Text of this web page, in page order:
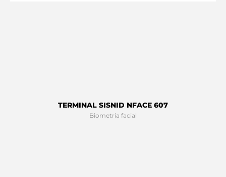
TERMINAL SISNID NFACE 607
Biometria facial